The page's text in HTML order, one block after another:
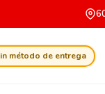
método de entrega